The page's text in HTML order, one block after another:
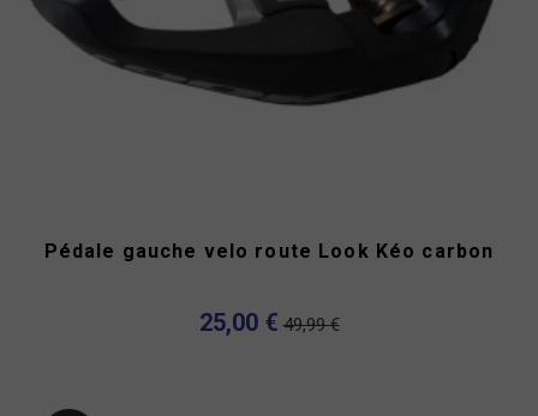
Pédale gauche velo route Look Kéo carbon
25,00 € 49,99 €